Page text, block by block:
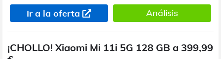
Ir a la oferta Análisis
¡CHOLLO! Xiaomi Mi 11i 5G 128 GB a 399,99